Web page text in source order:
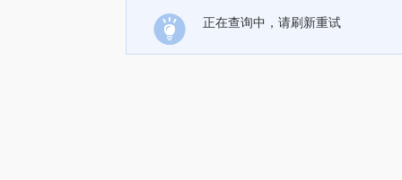
正在查询中，请刷新重试